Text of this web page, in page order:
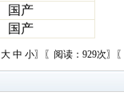
国产
国产
大 中 小〗〖阅读：929次〗〖